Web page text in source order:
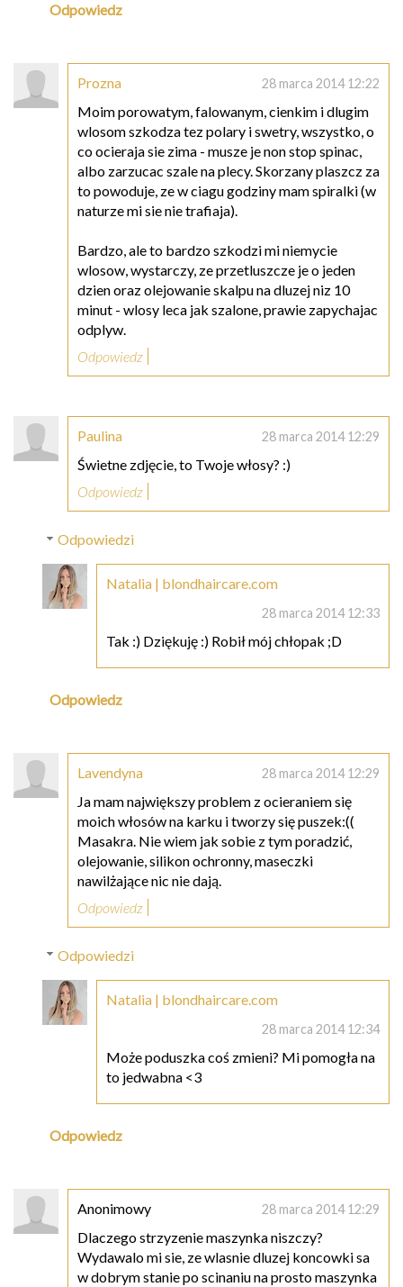
Odpowiedz
Prozna 28 marca 2014 12:22
Moim porowatym, falowanym, cienkim i dlugim
wlosom szkodza tez polary i swetry, wszystko, o
co ocieraja sie zima - musze je non stop spinac,
albo zarzucac szale na plecy. Skorzany plaszcz za
to powoduje, ze w ciagu godziny mam spiralki (w
naturze mi sie nie trafiaja).
Bardzo, ale to bardzo szkodzi mi niemycie
wlosow, wystarczy, ze przetluszcze je o jeden
dzien oraz olejowanie skalpu na dluzej niz 10
minut - wlosy leca jak szalone, prawie zapychajac
odplyw.
Odpowiedz
Paulina 28 marca 2014 12:29
Świetne zdjęcie, to Twoje włosy? :)
Odpowiedz
Odpowiedzi
Natalia | blondhaircare.com
28 marca 2014 12:33
Tak :) Dziękuję :) Robił mój chłopak ;D
Odpowiedz
Lavendyna 28 marca 2014 12:29
Ja mam największy problem z ocieraniem się
moich włosów na karku i tworzy się puszek:((
Masakra. Nie wiem jak sobie z tym poradzić,
olejowanie, silikon ochronny, maseczki
nawilżające nic nie dają.
Odpowiedz
Odpowiedzi
Natalia | blondhaircare.com
28 marca 2014 12:34
Może poduszka coś zmieni? Mi pomogła na
to jedwabna <3
Odpowiedz
Anonimowy 28 marca 2014 12:29
Dlaczego strzyzenie maszynka niszczy?
Wydawalo mi sie, ze wlasnie dluzej koncowki sa
w dobrym stanie po scinaniu na prosto maszynka